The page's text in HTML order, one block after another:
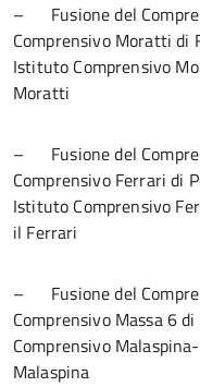
– Fusione del
Comprensivo Moratti di
Istituto Comprensivo
Moratti
– Fusione del
Comprensivo Ferrari di
Istituto Comprensivo
il Ferrari
– Fusione del
Comprensivo Massa 6
Comprensivo
Malaspina